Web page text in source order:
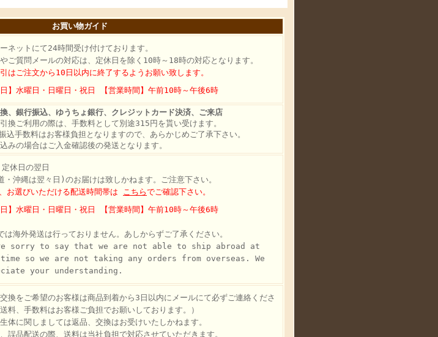
お買い物ガイド
ネットにて24時間受け付けております。
ご質問メールの対応は、定休日を除く10時～18時の対応となります。
はご注文から10日以内に終了するようお願い致します。
日】水曜日・日曜日・祝日 【営業時間】午前10時～午後6時
、銀行振込、ゆうちょ銀行、クレジットカード決済、ご来店
換ご利用の際は、手数料として別途315円を貰い受けます。
込手数料はお客様負担となりますので、あらかじめご了承下さい。
みの場合はご入金確認後の発送となります。
休日の翌日
・沖縄は翌々日)のお届けは致しかねます。ご注意下さい。
お選びいただける配送時間帯は
こちらでご確認下さい。
日】水曜日・日曜日・祝日 【営業時間】午前10時～午後6時
は海外発送は行っておりません。あしからずご了承ください。
sorry to say that we are not able to ship abroad at
so we are not taking any orders from overseas. We
your understanding.
換をご希望のお客様は商品到着から3日以内にメールにて必ずご連絡くださ
料、手数料はお客様ご負担でお願いしております。）
体に関しましては返品、交換はお受けいたしかねます。
誤品配送の際、送料は当社負担で対応させていただきます。